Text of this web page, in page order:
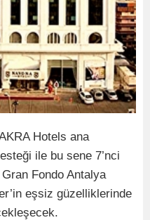
Hotels ana
ile bu sene 7’nci
Fondo Antalya
eşsiz güzelliklerinde